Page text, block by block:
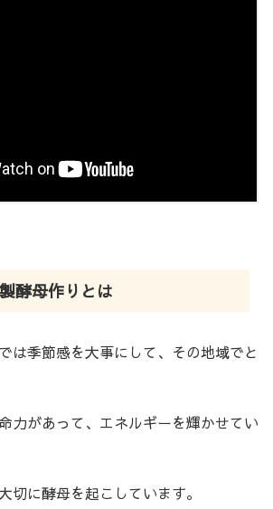
酵母作りとは
は季節感を大事にして、その地域でと
力があって、エネルギーを輝かせてい
切に酵母を起こしています。